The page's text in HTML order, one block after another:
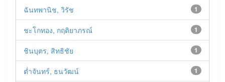
1
ฉันทพานิช, วิรัช
1
ชะโกทอง, กฤติยาภรณ์
1
ชินบุตร, สิทธิชัย
1
ต่ำจันทร์, ธนวัฒน์